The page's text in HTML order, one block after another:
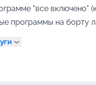
"все включено"
программы на борту